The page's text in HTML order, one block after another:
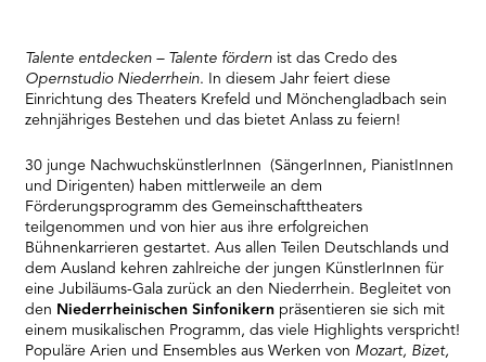
Talente entdecken – Talente fördern ist das Credo des
Opernstudio Niederrhein. In diesem Jahr feiert diese
Einrichtung des Theaters Krefeld und Mönchengladbach sein
zehnjähriges Bestehen und das bietet Anlass zu feiern!
30 junge NachwuchskünstlerInnen (SängerInnen, PianistInnen
und Dirigenten) haben mittlerweile an dem
Förderungsprogramm des Gemeinschafttheaters
teilgenommen und von hier aus ihre erfolgreichen
Bühnenkarrieren gestartet. Aus allen Teilen Deutschlands und
dem Ausland kehren zahlreiche der jungen KünstlerInnen für
eine Jubiläums-Gala zurück an den Niederrhein. Begleitet von
den Niederrheinischen Sinfonikern präsentieren sie sich mit
einem musikalischen Programm, das viele Highlights verspricht!
Populäre Arien und Ensembles aus Werken von Mozart, Bizet,